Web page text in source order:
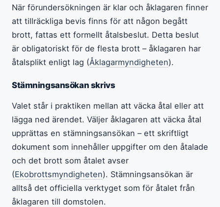
När förundersökningen är klar och åklagaren finner
att tillräckliga bevis finns för att någon begått
brott, fattas ett formellt åtalsbeslut. Detta beslut
är obligatoriskt för de flesta brott – åklagaren har
åtalsplikt enligt lag (Åklagarmyndigheten).
Stämningsansökan skrivs
Valet står i praktiken mellan att väcka åtal eller att
lägga ned ärendet. Väljer åklagaren att väcka åtal
upprättas en stämningsansökan – ett skriftligt
dokument som innehåller uppgifter om den åtalade
och det brott som åtalet avser
(Ekobrottsmyndigheten). Stämningsansökan är
alltså det officiella verktyget som för åtalet från
åklagaren till domstolen.